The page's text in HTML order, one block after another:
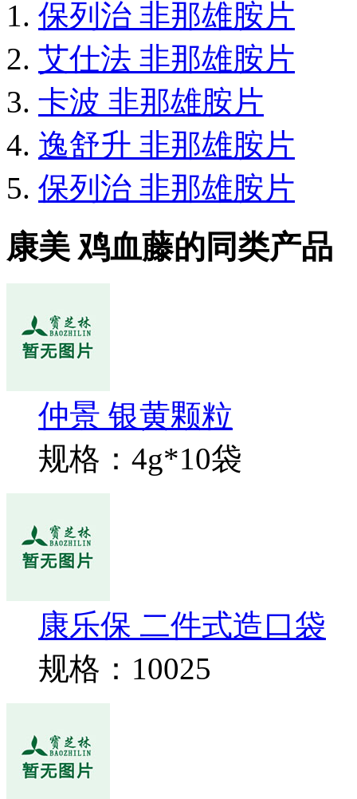
保列治 非那雄胺片
艾仕法 非那雄胺片
卡波 非那雄胺片
逸舒升 非那雄胺片
保列治 非那雄胺片
康美 鸡血藤的同类产品
仲景 银黄颗粒
规格：4g*10袋
康乐保 二件式造口袋
规格：10025